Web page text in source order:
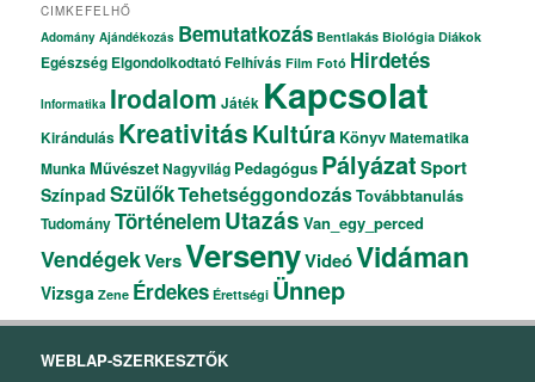
CIMKEFELHŐ
Adomány Ajándékozás Bemutatkozás Bentlakás Biológia Diákok
Egészség ElgondolkodtatóFelhívás Film Fotó Hirdetés
Informatika Irodalom Játék Kapcsolat
Kirándulás KreativitásKultúra KönyvMatematika
MunkaMűvészetNagyvilág Pedagógus PályázatSport
Színpad SzülőkTehetséggondozásTovábbtanulás
TudományTörténelem Utazás Van_egy_perced
VendégekVersVersenyVideóVidáman
Vizsga Zene Érdekes Érettségi Ünnep
WEBLAP-SZERKESZTŐK